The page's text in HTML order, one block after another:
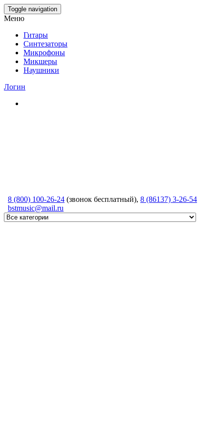
Skip
to
content
Toggle navigation
Меню
Гитары
Синтезаторы
Микрофоны
Микшеры
Наушники
Логин
8 (800) 100-26-24 (звонок бесплатный), 8 (86137) 3-26-54
bstmusic@mail.ru